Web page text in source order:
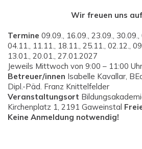
Wir freuen uns
Termine 09.09., 16.09., 23.09.,
04.11., 11.11., 18.11., 25.11., 02.12.,
13.01., 20.01., 27.01.2027
Jeweils Mittwoch von 9:00 – 11:00 Uhr
Betreuer/innen Isabelle Kavallar,
Dipl.-Päd. Franz Knittelfelder
Veranstaltungsort
Kirchenplatz 1, 2191 Gaweinstal
Keine Anmeldung notwendig!